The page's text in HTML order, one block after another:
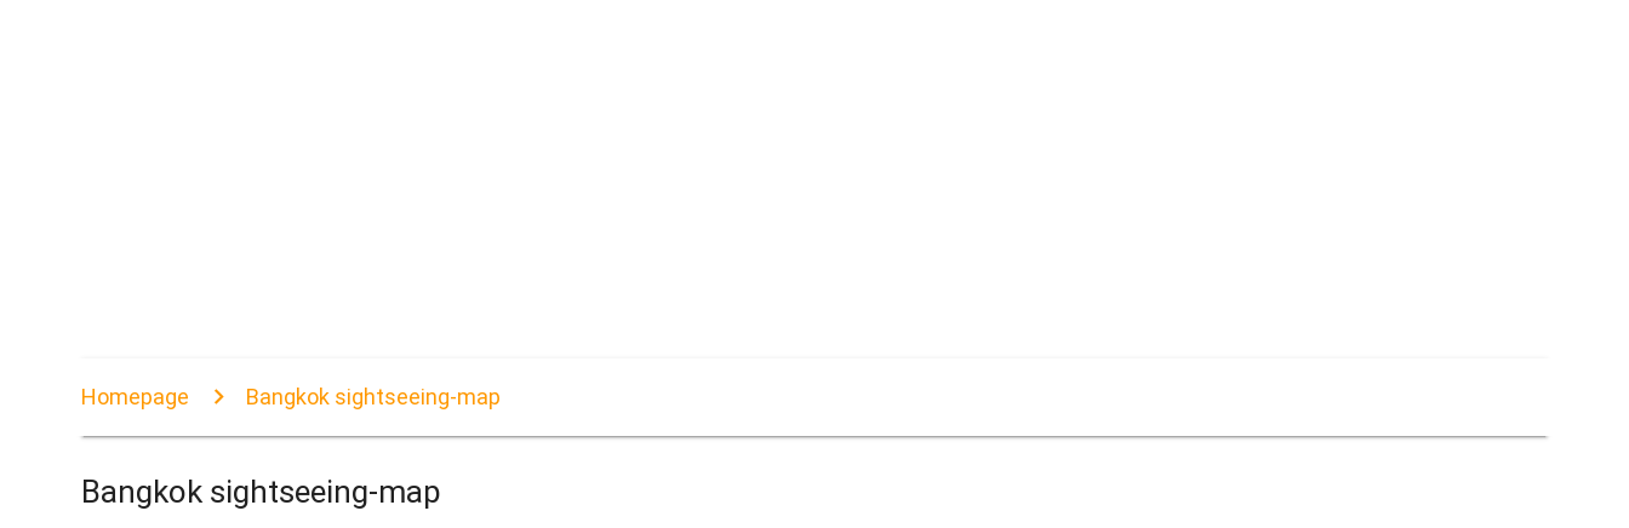
Homepage Bangkok sightseeing-map
Bangkok sightseeing-map